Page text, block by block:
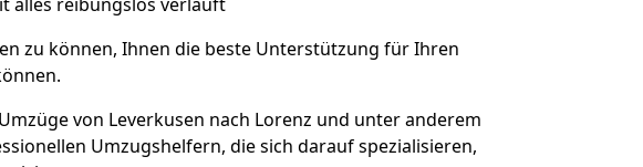
zu können, Ihnen die beste Unterstützung für Ihren
von Leverkusen nach Lorenz und unter anderem
Umzugshelfern, die sich darauf spezialisieren,